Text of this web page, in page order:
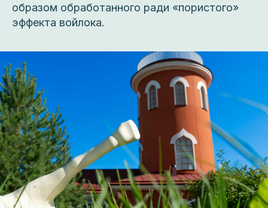
образом обработанного ради «пористого»
эффекта войлока.